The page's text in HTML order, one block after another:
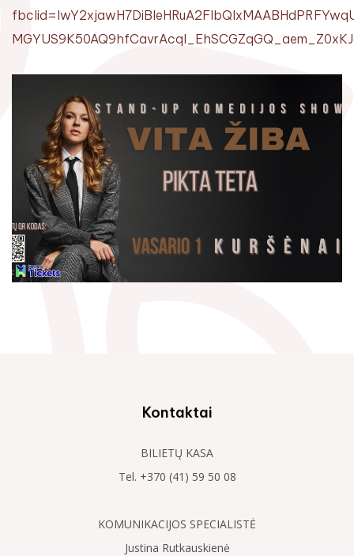
24 25 26 27 28 29 30
31
Kontaktai
BILIETŲ KASA
Tel. +370 (41) 59 50 08
KOMUNIKACIJOS SPECIALISTĖ
Justina Rutkauskienė